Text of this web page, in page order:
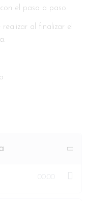
permitir la
la base
y duraderas.
el paso a paso.
al finalizar el